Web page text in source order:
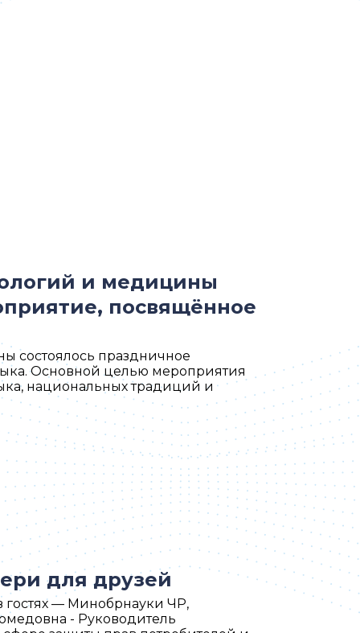
и медицины
посвящённое
состоялось праздничное
Основной целью мероприятия
национальных традиций и
для друзей
гостях — Минобрнауки ЧР,
- Руководитель